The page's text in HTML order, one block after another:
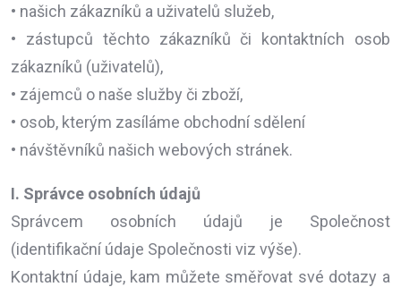
• našich zákazníků a uživatelů služeb,
• zástupců těchto zákazníků či kontaktních osob
zákazníků (uživatelů),
• zájemců o naše služby či zboží,
• osob, kterým zasíláme obchodní sdělení
• návštěvníků našich webových stránek.
I. Správce osobních údajů
Správcem osobních údajů je Společnost
(identifikační údaje Společnosti viz výše).
Kontaktní údaje, kam můžete směřovat své dotazy a